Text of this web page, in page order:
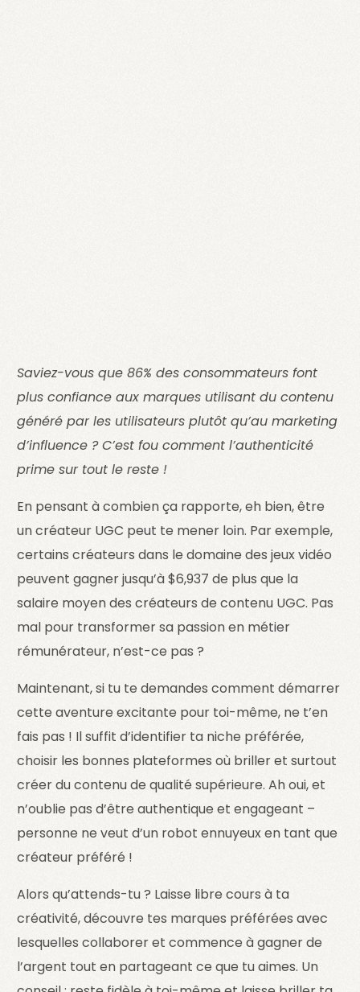
Saviez-vous que 86% des consommateurs font
plus confiance aux marques utilisant du contenu
généré par les utilisateurs plutôt qu’au marketing
d’influence ? C’est fou comment l’authenticité
prime sur tout le reste !
En pensant à combien ça rapporte, eh bien, être
un créateur UGC peut te mener loin. Par exemple,
certains créateurs dans le domaine des jeux vidéo
peuvent gagner jusqu’à $6,937 de plus que la
salaire moyen des créateurs de contenu UGC. Pas
mal pour transformer sa passion en métier
rémunérateur, n’est-ce pas ?
Maintenant, si tu te demandes comment démarrer
cette aventure excitante pour toi-même, ne t’en
fais pas ! Il suffit d’identifier ta niche préférée,
choisir les bonnes plateformes où briller et surtout
créer du contenu de qualité supérieure. Ah oui, et
n’oublie pas d’être authentique et engageant –
personne ne veut d’un robot ennuyeux en tant que
créateur préféré !
Alors qu’attends-tu ? Laisse libre cours à ta
créativité, découvre tes marques préférées avec
lesquelles collaborer et commence à gagner de
l’argent tout en partageant ce que tu aimes. Un